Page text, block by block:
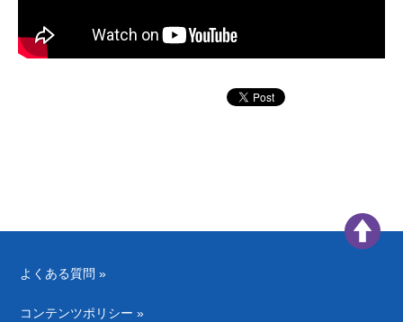
よくある質問 »
コンテンツポリシー »